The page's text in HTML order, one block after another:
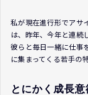
私が現在進行形でアサ
は、昨年、今年と連続
彼らと毎日一緒に仕事
に集まってくる若手の
とにかく成長